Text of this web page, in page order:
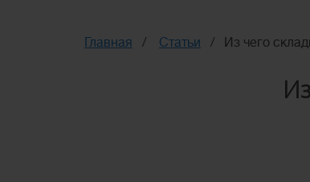
Главная Статьи Из чего